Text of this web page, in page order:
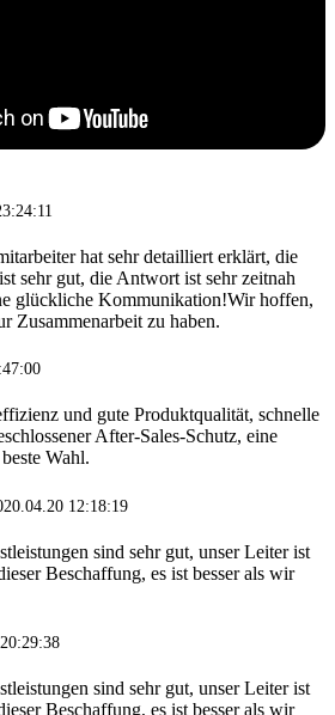
hat sehr detailliert erklärt, die
sehr gut, die Antwort ist sehr zeitnah
glückliche Kommunikation!Wir hoffen,
Zusammenarbeit zu haben.
und gute Produktqualität, schnelle
After-Sales-Schutz, eine
Wahl.
12:18:19
sind sehr gut, unser Leiter ist
Beschaffung, es ist besser als wir
sind sehr gut, unser Leiter ist
Beschaffung, es ist besser als wir